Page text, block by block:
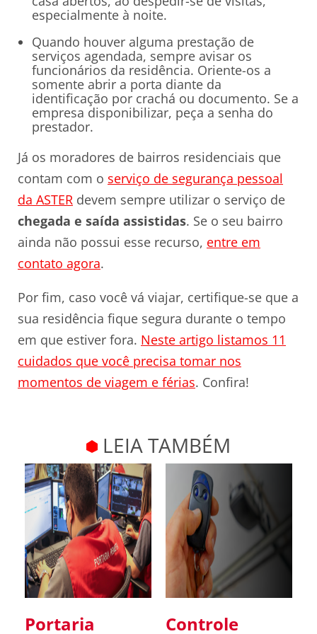
especialmente à noite.
Quando houver alguma prestação de
serviços agendada, sempre avisar os
funcionários da residência. Oriente-os a
somente abrir a porta diante da
identificação por crachá ou documento. Se a
empresa disponibilizar, peça a senha do
prestador.
Já os moradores de bairros residenciais que
contam com o serviço de segurança pessoal
da ASTER devem sempre utilizar o serviço de
chegada e saída assistidas. Se o seu bairro
ainda não possui esse recurso, entre em
contato agora.
Por fim, caso você vá viajar, certifique-se que a
sua residência fique segura durante o tempo
em que estiver fora. Neste artigo listamos 11
cuidados que você precisa tomar nos
momentos de viagem e férias. Confira!
LEIA TAMBÉM
Portaria
Controle